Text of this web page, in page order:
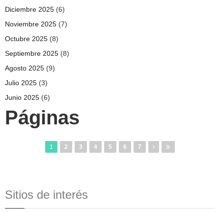
Diciembre 2025 (6)
Noviembre 2025 (7)
Octubre 2025 (8)
Septiembre 2025 (8)
Agosto 2025 (9)
Julio 2025 (3)
Junio 2025 (6)
Páginas
1 2 3 4 5 6 7
Sitios de interés